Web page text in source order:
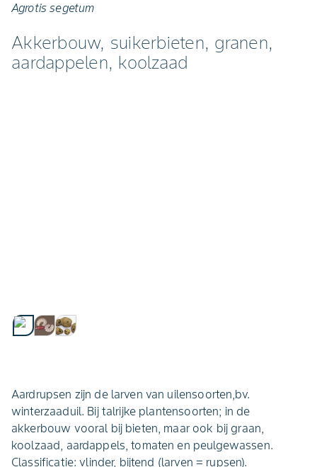
Agrotis segetum
Akkerbouw, suikerbieten, granen,
aardappelen, koolzaad
Aardrupsen zijn de larven van uilensoorten,bv.
winterzaaduil. Bij talrijke plantensoorten; in de
akkerbouw vooral bij bieten, maar ook bij graan,
koolzaad, aardappels, tomaten en peulgewassen.
Classificatie: vlinder, bijtend (larven = rupsen).